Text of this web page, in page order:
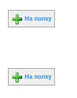
На полку
На полку